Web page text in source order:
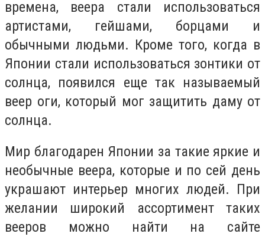
времена, веера стали использоваться
артистами, гейшами, борцами и
обычными людьми. Кроме того, когда в
Японии стали использоваться зонтики от
солнца, появился еще так называемый
веер оги, который мог защитить даму от
солнца.
Мир благодарен Японии за такие яркие и
необычные веера, которые и по сей день
украшают интерьер многих людей. При
желании широкий ассортимент таких
вееров можно найти на сайте